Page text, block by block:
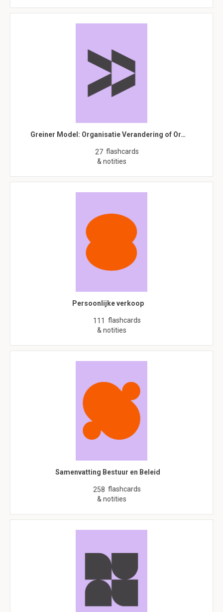
Greiner Model: Organisatie Verandering of Or…
27 flashcards
& notities
Persoonlijke verkoop
111 flashcards
& notities
Samenvatting Bestuur en Beleid
258 flashcards
& notities